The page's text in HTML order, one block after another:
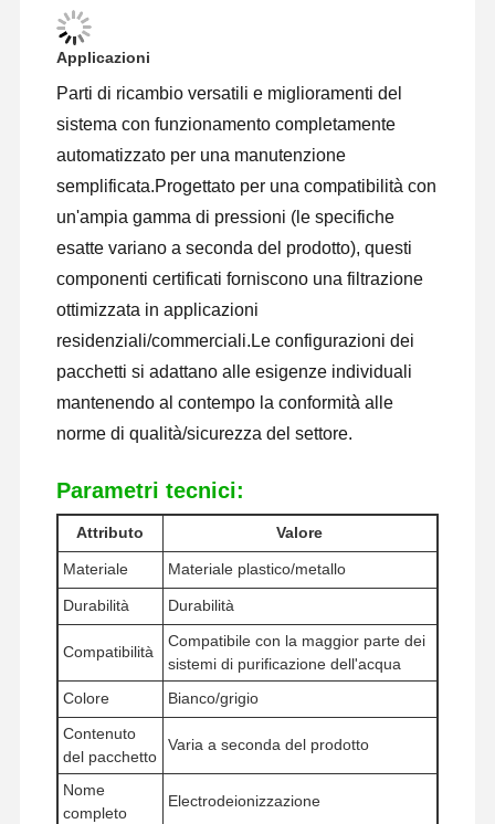
Prodotti
Fabbrica
Qualità
Preventivo
Sistema di acqua ultrapura di laboratorio
Macchina Ultrapure dell'acqua
sistema di depurazione dell'acqua ultrapura
Applicazioni
Parti di ricambio versatili e miglioramenti del
sistema con funzionamento completamente
automatizzato per una manutenzione
semplificata.Progettato per una compatibilità con
un'ampia gamma di pressioni (le specifiche
esatte variano a seconda del prodotto), questi
componenti certificati forniscono una filtrazione
ottimizzata in applicazioni
residenziali/commerciali.Le configurazioni dei
pacchetti si adattano alle esigenze individuali
mantenendo al contempo la conformità alle
norme di qualità/sicurezza del settore.
Parametri tecnici:
Attributo Valore
Materiale Materiale plastico/metallo
Durabilità Durabilità
Compatibilità
Compatibile con la maggior parte dei
sistemi di purificazione dell'acqua
Colore
Bianco/grigio
Contenuto
del pacchetto
Varia a seconda del prodotto
Nome
completo
Electrodeionizzazione